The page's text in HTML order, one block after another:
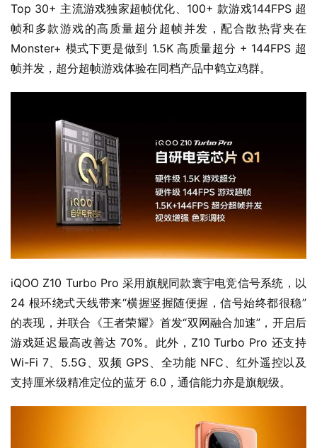
Top 30+ 主流游戏独家超帧优化、100+ 款游戏144FPS 超
帧和多款游戏的高质量超分超帧并发，配合散热背夹在
Monster+ 模式下更是做到 1.5K 高质量超分 + 144FPS 超
帧并发，超分超帧游戏体验在同档产品中鹤立鸡群。
iQOO Z10 Turbo Pro 采用旗舰同款寰宇电竞信号系统，以
24 根环绕式天线带来“横握竖握随便握，信号始终都很稳”
的表现，并联合《王者荣耀》首发“双网融合加速”，开启后
游戏延迟最高改善达 70%。此外，Z10 Turbo Pro 还支持
Wi-Fi 7、5.5G、双频 GPS、全功能 NFC、红外遥控以及
支持厘米级精准定位的蓝牙 6.0，通信能力亦是旗舰级。